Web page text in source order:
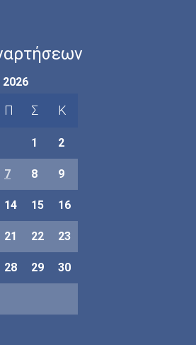
Π Σ Κ
1 2
7 8 9
14 15 16
21 22 23
28 29 30